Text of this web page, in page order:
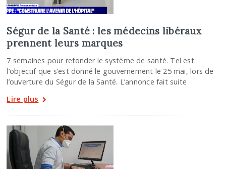
Ségur de la Santé : les médecins libéraux
prennent leurs marques
7 semaines pour refonder le système de santé. Tel est
l’objectif que s’est donné le gouvernement le 25 mai, lors de
l’ouverture du Ségur de la Santé. L’annonce fait suite
Lire plus